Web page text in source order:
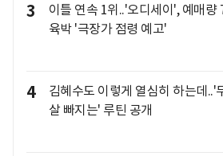
3
이틀 연속 1위..'오디세이', 예매량
육박 '극장가 점령 예고'
4
김혜수도 이렇게 열심히 하는데..'
살 빠지는' 루틴 공개